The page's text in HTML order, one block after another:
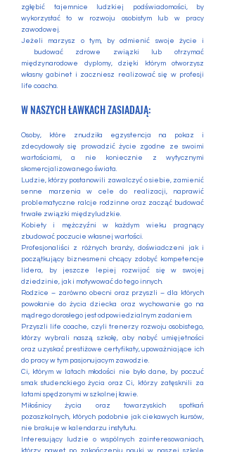
zgłębić tajemnice ludzkiej podświadomości, by
wykorzystać to w rozwoju osobistym lub w pracy
zawodowej.
Jeżeli marzysz o tym, by odmienić swoje życie i
budować zdrowe związki lub otrzymać
międzynarodowe dyplomy, dzięki którym otworzysz
własny gabinet i zaczniesz realizować się w profesji
life coacha.
W NASZYCH ŁAWKACH ZASIADAJĄ:
Osoby, które znudziła egzystencja na pokaz i
zdecydowały się prowadzić życie zgodne ze swoimi
wartościami, a nie koniecznie z wytycznymi
skomercjalizowanego świata.
Ludzie, którzy postanowili zawalczyć o siebie, zamienić
senne marzenia w cele do realizacji, naprawić
problematyczne ralcje rodzinne oraz zacząć budować
trwałe związki międzyludzkie.
Kobiety i mężczyźni w każdym wieku pragnący
zbudować poczucie własnej wartości.
Profesjonaliści z różnych branży, doświadczeni jak i
początkujący biznesmeni chcący zdobyć kompetencje
lidera, by jeszcze lepiej rozwijać się w swojej
dziedzinie, jak i motywować do tego innych.
Rodzice – zarówno obecni oraz przyszli – dla których
powołanie do życia dziecka oraz wychowanie go na
mądrego dorosłego jest odpowiedzialnym zadaniem.
Przyszli life coache, czyli trenerzy rozwoju osobistego,
którzy wybrali naszą szkołę, aby nabyć umięjetności
oraz uzyskać prestiżowe certyfikaty, upoważniające ich
do pracy w tym pasjonujacym zawodzie.
Ci, którym w latach młodości nie było dane, by poczuć
smak studenckiego życia oraz Ci, którzy zatęsknili za
latami spędzonymi w szkolnej ławie.
Miłośnicy życia oraz towarzyskich spotkań
pozaszkolnych, których podobnie jak ciekawych kursów,
nie brakuje w kalendarzu instytutu.
Interesujący ludzie o wspólnych zainteresowaniach,
którzy nawet po zakończeniu nauki w naszej szkole